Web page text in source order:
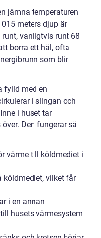
jämna temperaturen
meters djup är
vanligtvis runt 68
borra ett hål, ofta
som blir
fylld med en
i slingan och
i huset tar
Den fungerar så
värme till köldmediet i
köldmediet, vilket får
i en annan
husets värmesystem